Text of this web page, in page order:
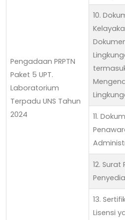
Pengadaan PRPTN
Paket 5 UPT.
Laboratorium
Terpadu UNS Tahun
2024
10.
11.
12.
Penyedia
13.
Lisensi